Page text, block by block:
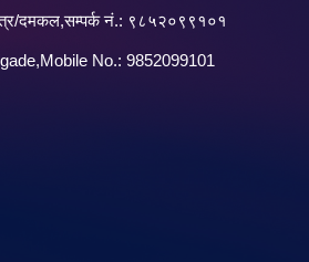
दमकल,सम्पर्क नं.: ९८५२०९९१०१
No.: 9852099101